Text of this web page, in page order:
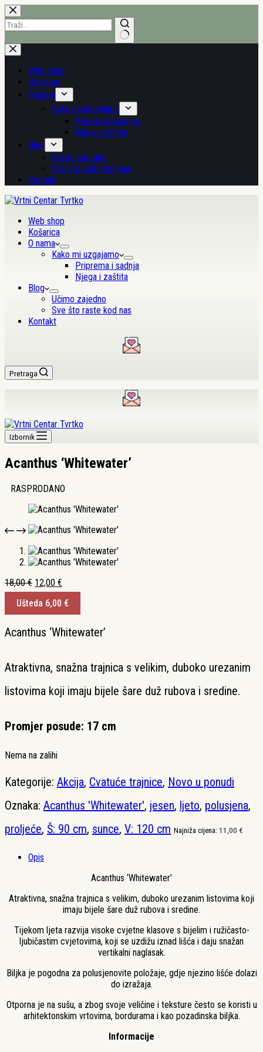
Preskoči
na
sadržaj
Nema
rezultata.
Web shop
Košarica
O nama
Kako mi uzgajamo
Priprema i sadnja
Njega i zaštita
Blog
Učimo zajedno
Sve što raste kod nas
Kontakt
Web shop
Košarica
O nama
Kako mi uzgajamo
Priprema i sadnja
Njega i zaštita
Blog
Učimo zajedno
Sve što raste kod nas
Kontakt
Pretraga
Izbornik
Acanthus ‘Whitewater’
RASPRODANO
18,00€ Izvorna
cijena
bila
je:
18,00 €.
12,00 €
cijena
je:
12,00 €.
Ušteda 6,00 €
Acanthus ‘Whitewater’
Atraktivna, snažna trajnica s velikim, duboko urezanim
listovima koji imaju bijele šare duž rubova i sredine.
Promjer posude: 17 cm
Nema na zalihi
Kategorije: Akcija, Cvatuće trajnice, Novo u ponudi
Oznaka: Acanthus 'Whitewater', jesen, ljeto, polusjena,
proljeće, Š: 90 cm, sunce, V: 120 cm Najniža cijena: 11,00 €
Opis
Acanthus ‘Whitewater’
Atraktivna, snažna trajnica s velikim, duboko urezanim listovima koji
imaju bijele šare duž rubova i sredine.
Tijekom ljeta razvija visoke cvjetne klasove s bijelim i ružičasto-
ljubičastim cvjetovima, koji se uzdižu iznad lišća i daju snažan
vertikalni naglasak.
Biljka je pogodna za polusjenovite položaje, gdje njezino lišće dolazi
do izražaja.
Otporna je na sušu, a zbog svoje veličine i teksture često se koristi u
arhitektonskim vrtovima, bordurama i kao pozadinska biljka.
Informacije